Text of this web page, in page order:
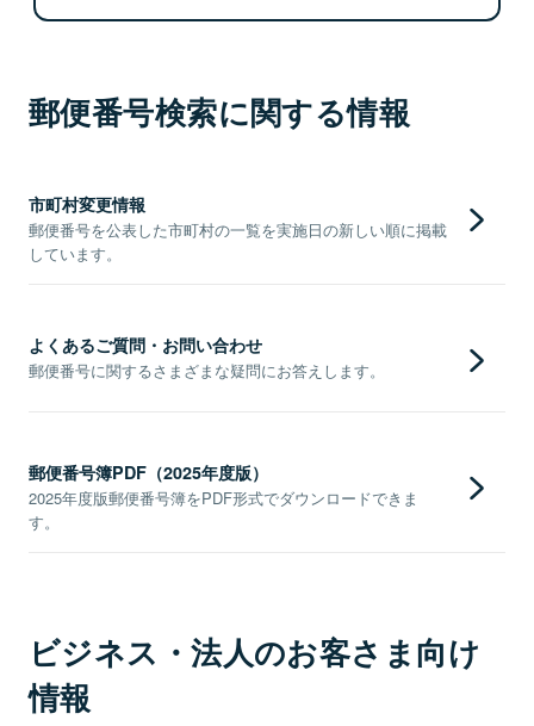
郵便番号検索に関する情報
市町村変更情報
郵便番号を公表した市町村の一覧を実施日の新しい順に掲載
しています。
よくあるご質問・お問い合わせ
郵便番号に関するさまざまな疑問にお答えします。
郵便番号簿PDF（2025年度版）
2025年度版郵便番号簿をPDF形式でダウンロードできま
す。
ビジネス・法人のお客さま向け
情報